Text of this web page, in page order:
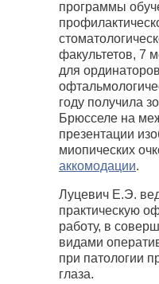
программы
факультетов, 7
для
году получила
Брюсселе на
презентации
миопических
аккомодации.
Луцевич Е.Э.
практическую
работу, в
видами
при патологии
глаза.